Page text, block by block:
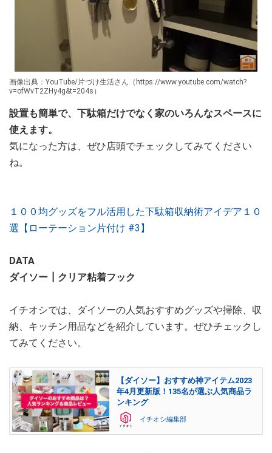
画像出典：YouTube/片づけ生活さん（https://www.youtube.com/watch?
v=ofWvT2ZHy4g&t=204s）
設置も簡単で、下駄箱だけでなく家のいろんなスペースに
使えます。
気になった方は、ぜひ店頭でチェックしてみてください
ね。
１００均グッズをフル活用した下駄箱収納術アイデア１０
選【ローテーション片付け #3】
DATA
ダイソー┃クリア粘着フック
イチオシでは、ダイソーの人気おすすめグッズや掃除、収
納、キッチン用品などを紹介しています。ぜひチェックし
てみてください。
【ダイソー】おすすめ神アイテム2023
年4月更新版！135名が選ぶ人気商品ラ
ンキング
イチオシ編集部